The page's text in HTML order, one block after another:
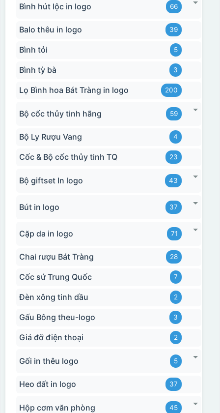
Bình hút lộc in logo 66
Balo thêu in logo 39
Bình tỏi 5
Bình tỳ bà 3
Lọ Bình hoa Bát Tràng in logo 200
Bộ cốc thủy tinh hãng 59
Bộ Ly Rượu Vang 4
Cốc & Bộ cốc thủy tinh TQ 23
Bộ giftset In logo 43
Bút in logo 37
Cặp da in logo 71
Chai rượu Bát Tràng 28
Cốc sứ Trung Quốc 7
Đèn xông tinh dầu 2
Gấu Bông theu-logo 3
Giá đỡ điện thoại 2
Gối in thêu logo 5
Heo đất in logo 37
Hộp cơm văn phòng 45